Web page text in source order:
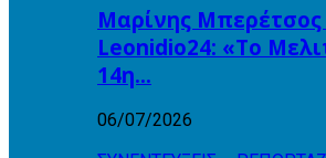
Μαρίνης Μπερέτσος
Leonidio24: «Το
14η…
06/07/2026